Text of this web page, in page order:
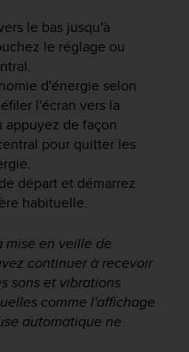
le bas jusqu'à
le réglage ou
d'énergie selon
l'écran vers la
de façon
pour quitter les
départ et démarrez
habituelle.
mise en veille de
continuer à recevoir
sons et vibrations
comme l'affichage
automatique ne